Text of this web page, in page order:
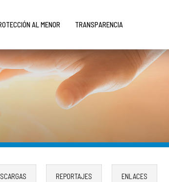
AL MENOR TRANSPARENCIA
REPORTAJES ENLACES